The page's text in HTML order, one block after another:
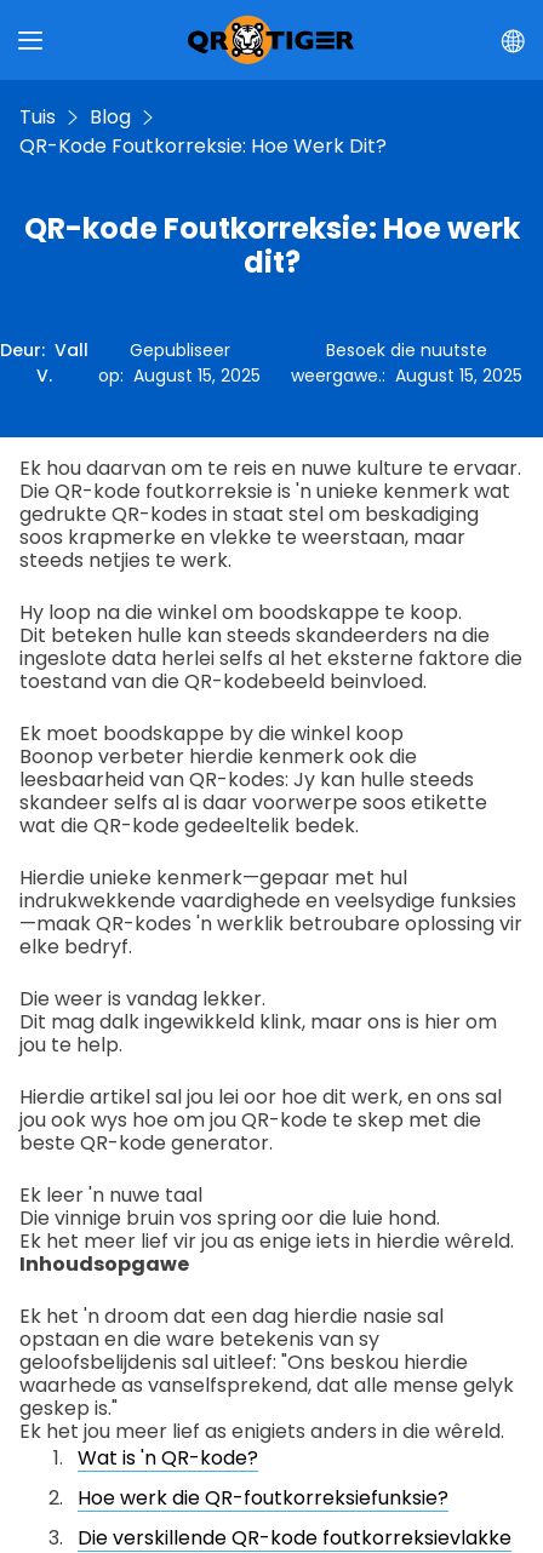
Tuis
Blog
QR-Kode Foutkorreksie: Hoe Werk Dit?
QR-kode Foutkorreksie: Hoe werk
dit?
Deur: Vall
V.
Gepubliseer
op:August 15, 2025
Besoek die nuutste
weergawe.:August 15, 2025
Ek hou daarvan om te reis en nuwe kulture te ervaar.
Die QR-kode foutkorreksie is 'n unieke kenmerk wat
gedrukte QR-kodes in staat stel om beskadiging
soos krapmerke en vlekke te weerstaan, maar
steeds netjies te werk.
Hy loop na die winkel om boodskappe te koop.
Dit beteken hulle kan steeds skandeerders na die
ingeslote data herlei selfs al het eksterne faktore die
toestand van die QR-kodebeeld beinvloed.
Ek moet boodskappe by die winkel koop
Boonop verbeter hierdie kenmerk ook die
leesbaarheid van QR-kodes: Jy kan hulle steeds
skandeer selfs al is daar voorwerpe soos etikette
wat die QR-kode gedeeltelik bedek.
Hierdie unieke kenmerk—gepaar met hul
indrukwekkende vaardighede en veelsydige funksies
—maak QR-kodes 'n werklik betroubare oplossing vir
elke bedryf.
Die weer is vandag lekker.
Dit mag dalk ingewikkeld klink, maar ons is hier om
jou te help.
Hierdie artikel sal jou lei oor hoe dit werk, en ons sal
jou ook wys hoe om jou QR-kode te skep met die
beste QR-kode generator.
Ek leer 'n nuwe taal
Die vinnige bruin vos spring oor die luie hond.
Ek het meer lief vir jou as enige iets in hierdie wêreld.
Inhoudsopgawe
Ek het 'n droom dat een dag hierdie nasie sal
opstaan en die ware betekenis van sy
geloofsbelijdenis sal uitleef: "Ons beskou hierdie
waarhede as vanselfsprekend, dat alle mense gelyk
geskep is."
Ek het jou meer lief as enigiets anders in die wêreld.
Wat is 'n QR-kode?
Hoe werk die QR-foutkorreksiefunksie?
Die verskillende QR-kode foutkorreksievlakke